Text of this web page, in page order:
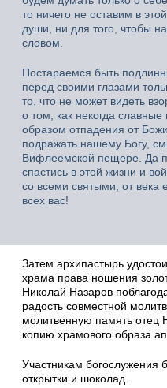
то ничего не оставим в
души, ни для того, чтобы
словом.
Постараемся быть
перед своими глазами
то, что не может видеть
о том, как некогда
образом отпадения от
подражать нашему Богу,
Вифлеемской пещере. Да
спастись в этой жизни и
со всеми святыми, от века
всех вас!
Затем архипастырь
храма права ношения
Николай Назаров
радость совместной
молитвенную память отец
копию храмового образа
Участникам богослужения
открытки и шоколад.